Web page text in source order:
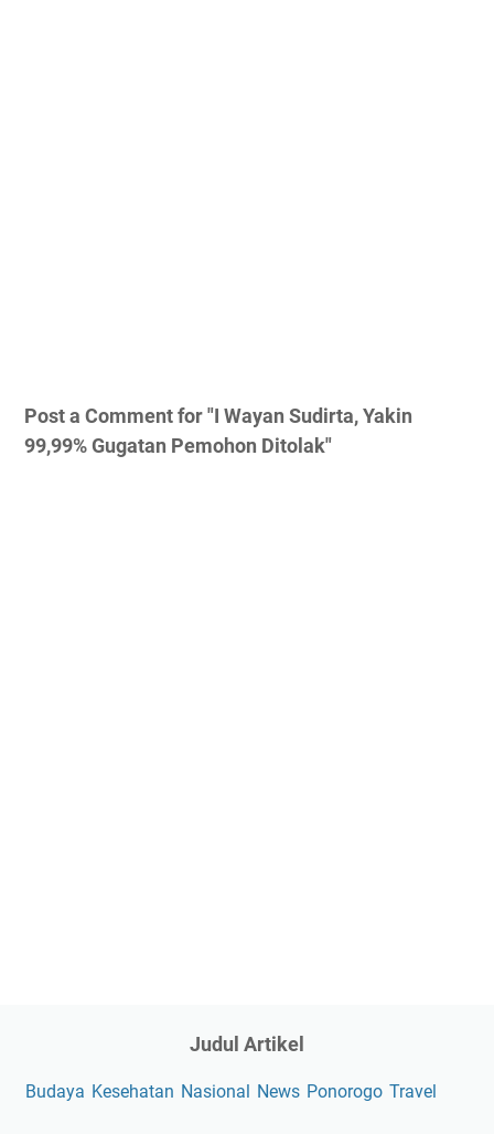
Post a Comment for "I Wayan Sudirta, Yakin
99,99% Gugatan Pemohon Ditolak"
Judul Artikel
Budaya Kesehatan Nasional News Ponorogo Travel